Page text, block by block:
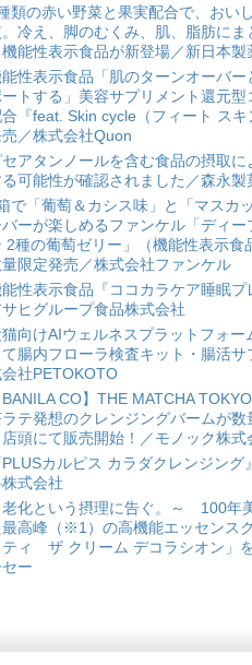
類の赤い野菜と果実配合で、おい
冷え、脚のむくみ、肌、脂肪にま
機能性表示食品が新登場／新日本製
性表示食品「肌のターンオーバ
ートする」美容サプリメント還元
『feat. Skin cycle（フィート ス
／株式会社Quon
セアタンノールを含む食品の摂取
可能性が確認されました／森永製
で「葡萄＆カシス味」と「マスカ
バーが楽しめるファンケル「ディ
2種の葡萄ゼリー」（機能性表示食
限定発売／株式会社ファンケル
性表示食品『ココカラケア睡眠プ
サヒグループ食品株式会社
向けAIウェルネスプラットフォー
て腸内フローラ検査キット・腸活
社PETOKOTO
BANILA CO】THE MATCHA
テ発想のクレンジングバームが数
店頭にて販売開始！／モノック株式
PLUSカルピス カラダクレンジン
式会社
老化という摂理に告ぐ。～ 100年
最高峰（※1）の高機能エッセンス
ティ ザ クリーム デコラシオン」
ー